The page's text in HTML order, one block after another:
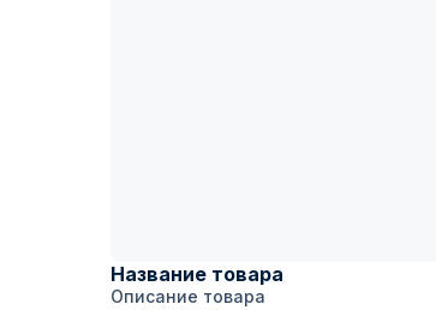
Название товара
Описание товара